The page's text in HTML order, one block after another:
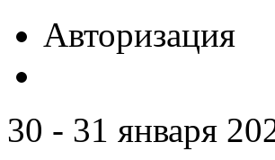
Авторизация
30 - 31 января